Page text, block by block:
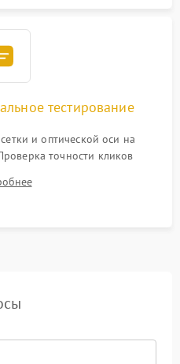
тестирование
и оптической оси на
точности кликов
испытание прицела на
устойчивости к отдаче и